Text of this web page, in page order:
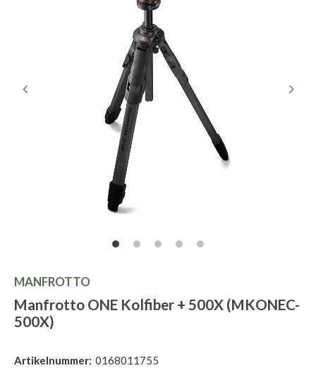
MANFROTTO
Manfrotto ONE Kolfiber + 500X (MKONEC-
500X)
Artikelnummer: 0168011755